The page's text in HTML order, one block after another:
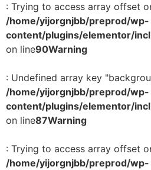
: Trying to access array offset
/home/yijorgnjbb/preprod/wp-
content/plugins/elementor/
on line90Warning
: Undefined array key
/home/yijorgnjbb/preprod/wp-
content/plugins/elementor/
on line87Warning
: Trying to access array offset
/home/yijorgnjbb/preprod/wp-